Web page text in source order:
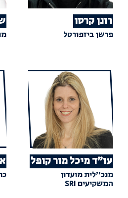
רונן קרסו
פרשן ביזפורטל
עו"ד מיכל מור קופל
מנכ"לית מועדון
המשקיעים SRI